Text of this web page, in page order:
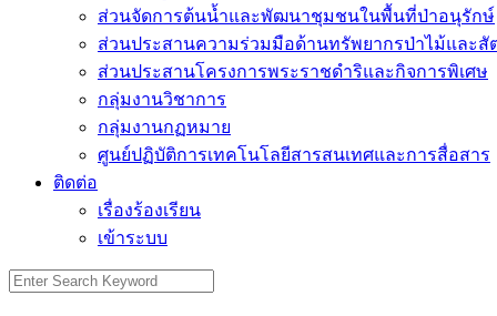
ส่วนจัดการต้นน้ำและพัฒนาชุมชนในพื้นที่ป่าอนุรักษ์
ส่วนประสานความร่วมมือด้านทรัพยากรป่าไม้และสั
ส่วนประสานโครงการพระราชดำริและกิจการพิเศษ
กลุ่มงานวิชาการ
กลุ่มงานกฏหมาย
ศูนย์ปฏิบัติการเทคโนโลยีสารสนเทศและการสื่อสาร
ติดต่อ
เรื่องร้องเรียน
เข้าระบบ
Search
for: